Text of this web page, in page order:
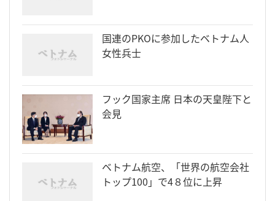
国連のPKOに参加したベトナム人
女性兵士
フック国家主席 日本の天皇陛下と
会見
ベトナム航空、「世界の航空会社
トップ100」で4８位に上昇